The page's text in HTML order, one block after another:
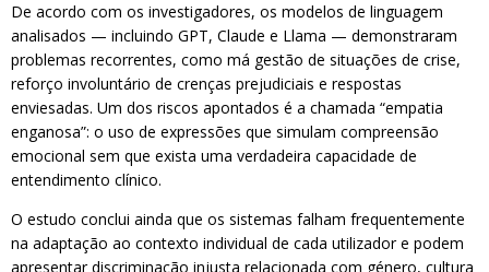
De acordo com os investigadores, os modelos de linguagem
analisados — incluindo GPT, Claude e Llama — demonstraram
problemas recorrentes, como má gestão de situações de crise,
reforço involuntário de crenças prejudiciais e respostas
enviesadas. Um dos riscos apontados é a chamada “empatia
enganosa”: o uso de expressões que simulam compreensão
emocional sem que exista uma verdadeira capacidade de
entendimento clínico.
O estudo conclui ainda que os sistemas falham frequentemente
na adaptação ao contexto individual de cada utilizador e podem
apresentar discriminação injusta relacionada com género, cultura